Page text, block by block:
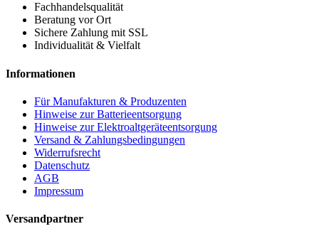
Fachhandelsqualität
Beratung vor Ort
Sichere Zahlung mit SSL
Individualität & Vielfalt
Informationen
Für Manufakturen & Produzenten
Hinweise zur Batterieentsorgung
Hinweise zur Elektroaltgeräteentsorgung
Versand & Zahlungsbedingungen
Widerrufsrecht
Datenschutz
AGB
Impressum
Versandpartner